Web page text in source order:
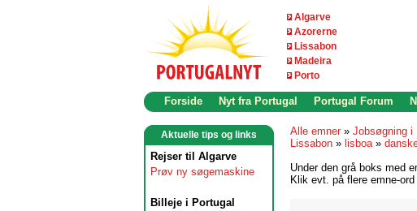
Algarve
Azorerne
Lissabon
Madeira
Porto
Forside Nyt fra Portugal Portugal Forum
Aktuelle tips og links
Rejser til Algarve
Prøv ny søgemaskine
Billeje i Portugal
Alle emner » Jobsøgning i
Lissabon » lisboa»
Under den grå boks med
Klik evt. på flere emne-